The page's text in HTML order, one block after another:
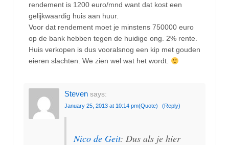
rendement is 1200 euro/mnd want dat kost een
gelijkwaardig huis aan huur.
Voor dat rendement moet je minstens 750000 euro
op de bank hebben tegen de huidige ong. 2% rente.
Huis verkopen is dus vooralsnog een kip met gouden
eieren slachten. We zien wel wat het wordt.
Steven says:
January 25, 2013 at 10:14 pm(Quote) (Reply)
Nico de Geit: Dus als je hier